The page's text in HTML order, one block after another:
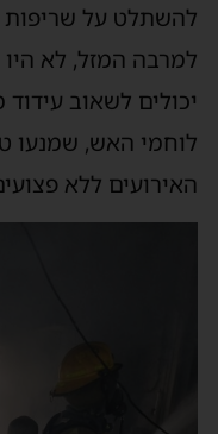
להשתלט על שריפות
למרבה המזל, לא
יכולים לשאוב
לוחמי האש, שמנעו
האירועים ללא